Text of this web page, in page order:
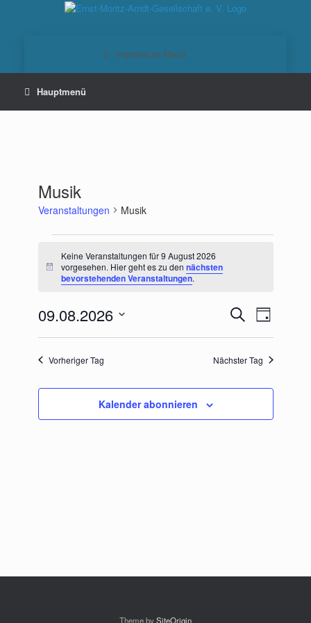
Musik
Veranstaltungen Musik
August
Hinweis
Keine Veranstaltungen für 9 August 2026
vorgesehen. Hier geht es zu dennächsten
bevorstehenden Veranstaltungen.
Veranstaltungen
Suche
und
Navigation
Suche
Ansichten-
Navigation
Tag
09.08.2026
Vorheriger Tag Nächster Tag
Kalender abonnieren
Theme bySiteOrigin